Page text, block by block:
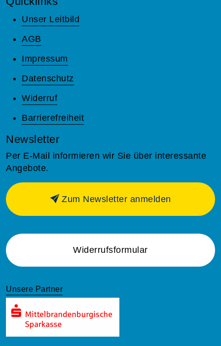
Unser Leitbild
AGB
Impressum
Datenschutz
Widerruf
Barrierefreiheit
Newsletter
Per E-Mail informieren wir Sie über interessante
Angebote.
Zum Newsletter anmelden
Widerrufsformular
Unsere Partner